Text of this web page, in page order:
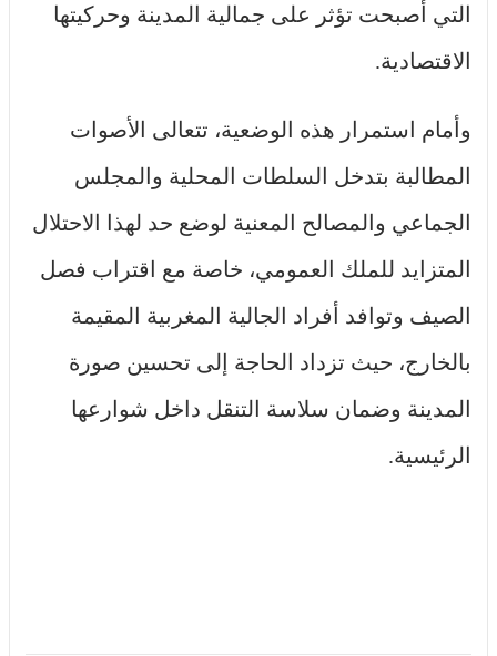
التي أصبحت تؤثر على جمالية المدينة وحركيتها
الاقتصادية.
وأمام استمرار هذه الوضعية، تتعالى الأصوات
المطالبة بتدخل السلطات المحلية والمجلس
الجماعي والمصالح المعنية لوضع حد لهذا الاحتلال
المتزايد للملك العمومي، خاصة مع اقتراب فصل
الصيف وتوافد أفراد الجالية المغربية المقيمة
بالخارج، حيث تزداد الحاجة إلى تحسين صورة
المدينة وضمان سلاسة التنقل داخل شوارعها
الرئيسية.